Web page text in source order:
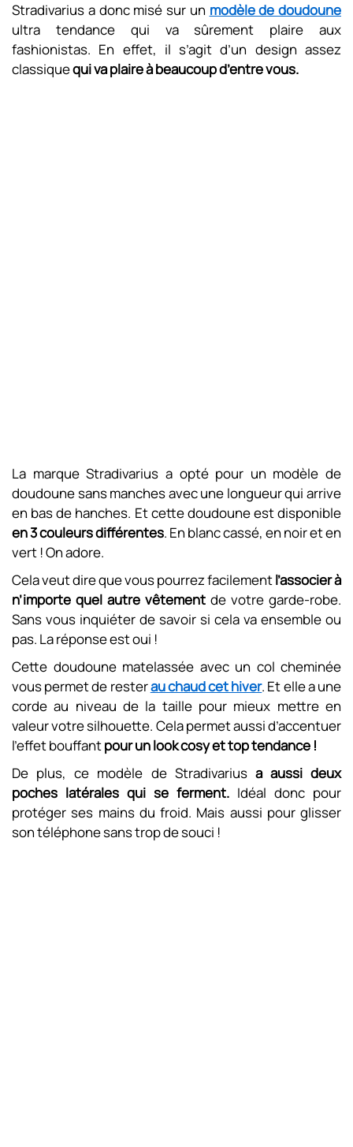
Stradivarius a donc misé sur un modèle de doudoune
ultra tendance qui va sûrement plaire aux
fashionistas. En effet, il s’agit d’un design assez
classiquequi va plaire à beaucoup d’entre vous.
La marque Stradivarius a opté pour un modèle de
doudoune sans manches avec une longueur qui arrive
en bas de hanches. Et cette doudoune est disponible
en 3 couleurs différentes. En blanc cassé, en noir et en
vert ! On adore.
Cela veut dire que vous pourrez facilementl’associer à
n’importe quel autre vêtement de votre garde-robe.
Sans vous inquiéter de savoir si cela va ensemble ou
pas. La réponse est oui !
Cette doudoune matelassée avec un col cheminée
vous permet de resterau chaud cet hiver. Et elle a une
corde au niveau de la taille pour mieux mettre en
valeur votre silhouette. Cela permet aussi d’accentuer
l’effet bouffantpour un look cosy et top tendance !
De plus, ce modèle de Stradivariusa aussi deux
poches latérales qui se ferment. Idéal donc pour
protéger ses mains du froid. Mais aussi pour glisser
son téléphone sans trop de souci !